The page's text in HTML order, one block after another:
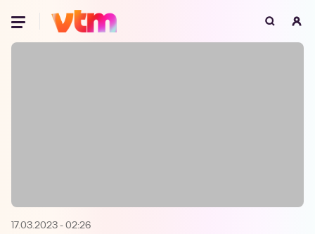
Oeps, browser niet ondersteund
17.03.2023 - 02:26